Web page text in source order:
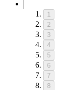
1
2
3
4
5
6
7
8